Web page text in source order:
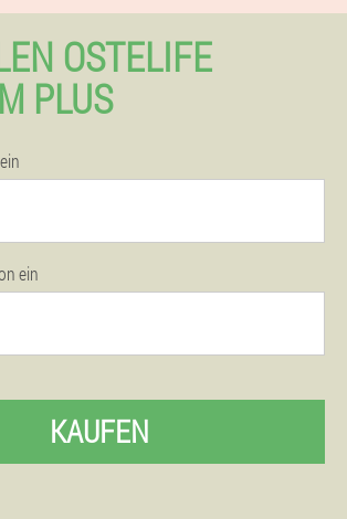
OSTELIFE
PLUS
ein
KAUFEN